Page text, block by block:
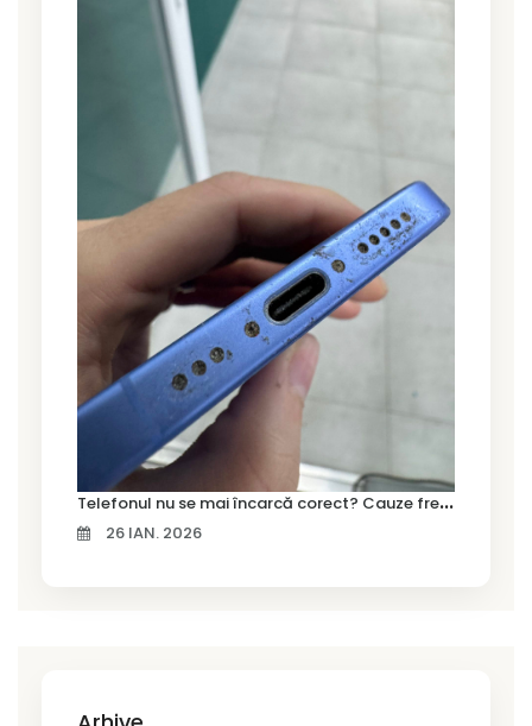
T
elefonul nu se mai încarcă corect? Cauze frecvente și soluții la service în Timișoara
26 IAN. 2026